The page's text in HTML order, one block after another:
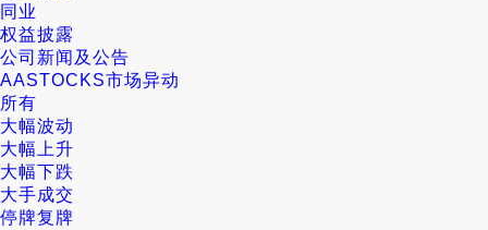
同业
权益披露
公司新闻及公告
AASTOCKS市场异动
所有
大幅波动
大幅上升
大幅下跌
大手成交
停牌复牌